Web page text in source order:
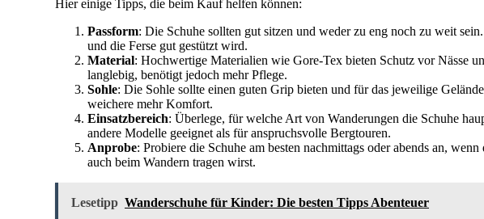
Hier einige Tipps, die beim Kauf helfen können:
Passform: Die Schuhe sollten gut sitzen und weder zu eng noch zu weit
und die Ferse gut gestützt wird.
Material: Hochwertige Materialien wie Gore-Tex bieten Schutz vor Nässe
langlebig, benötigt jedoch mehr Pflege.
Sohle: Die Sohle sollte einen guten Grip bieten und für das jeweilige
weichere mehr Komfort.
Einsatzbereich: Überlege, für welche Art von Wanderungen die Schuhe
andere Modelle geeignet als für anspruchsvolle Bergtouren.
Anprobe: Probiere die Schuhe am besten nachmittags oder abends an,
auch beim Wandern tragen wirst.
Lesetipp Wanderschuhe für Kinder: Die besten Tipps Abenteuer